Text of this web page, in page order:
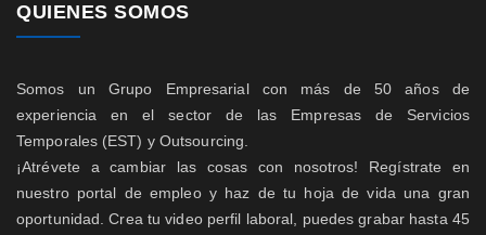
QUIENES SOMOS
Somos un Grupo Empresarial con más de 50 años de
experiencia en el sector de las Empresas de Servicios
Temporales (EST) y Outsourcing.
¡Atrévete a cambiar las cosas con nosotros! Regístrate en
nuestro portal de empleo y haz de tu hoja de vida una gran
oportunidad. Crea tu video perfil laboral, puedes grabar hasta 45